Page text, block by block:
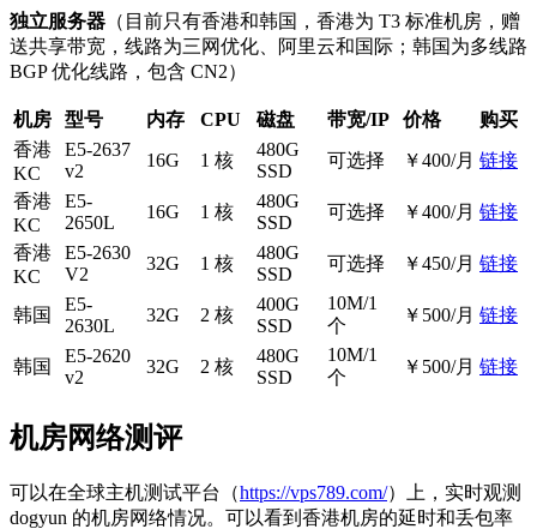
独立服务器 （目前只有香港和韩国，香港为 T3 标准机房，赠
送共享带宽，线路为三网优化、阿里云和国际；韩国为多线路
BGP 优化线路，包含 CN2）
机房 型号 内存 CPU 磁盘 带宽/IP 价格
购买
香港
KC
E5-2637
v2
16G 1 核
480G
SSD
可选择 ￥400/月 链接
香港
KC
E5-
2650L
16G 1 核
480G
SSD
可选择 ￥400/月 链接
香港
KC
E5-2630
V2
32G 1 核
480G
SSD
可选择 ￥450/月 链接
韩国
E5-
2630L
32G 2 核
400G
SSD
10M/1
个
￥500/月 链接
韩国
E5-2620
v2
32G 2 核
480G
SSD
10M/1
个
￥500/月 链接
机房网络测评
可以在全球主机测试平台（https://vps789.com/）上，实时观测
dogyun 的机房网络情况。可以看到香港机房的延时和丢包率